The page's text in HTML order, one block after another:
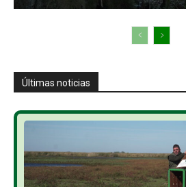
Últimas noticias